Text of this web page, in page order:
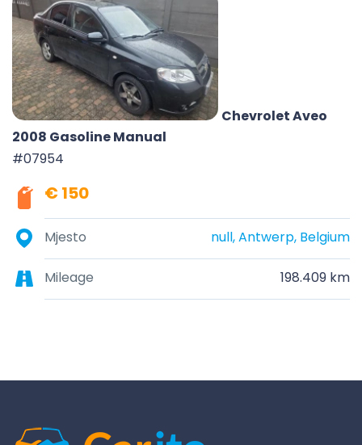
Chevrolet Aveo
2008 Gasoline Manual
#07954
€ 150
Mjesto null, Antwerp, Belgium
Mileage 198.409 km